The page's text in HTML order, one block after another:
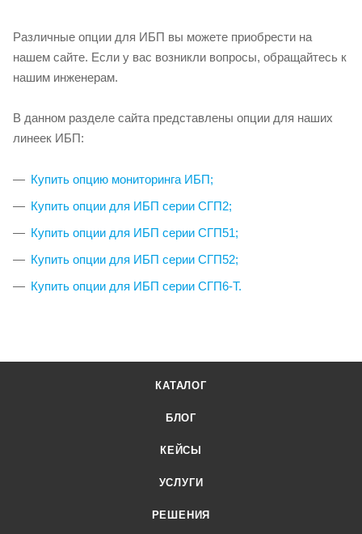
Различные опции для ИБП вы можете приобрести на
нашем сайте. Если у вас возникли вопросы, обращайтесь к
нашим инженерам.
В данном разделе сайта представлены опции для наших
линеек ИБП:
Купить опцию мониторинга ИБП;
Купить опции для ИБП серии СГП2;
Купить опции для ИБП серии СГП51;
Купить опции для ИБП серии СГП52;
Купить опции для ИБП серии СГП6-Т.
КАТАЛОГ
БЛОГ
КЕЙСЫ
УСЛУГИ
РЕШЕНИЯ